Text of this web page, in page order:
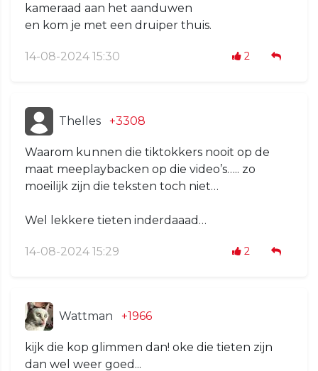
kameraad aan het aanduwen
en kom je met een druiper thuis.
14-08-2024 15:30 2
Thelles +3308
Waarom kunnen die tiktokkers nooit op de
maat meeplaybacken op die video’s….. zo
moeilijk zijn die teksten toch niet…
Wel lekkere tieten inderdaaad…
14-08-2024 15:29 2
Wattman +1966
kijk die kop glimmen dan! oke die tieten zijn
dan wel weer goed...